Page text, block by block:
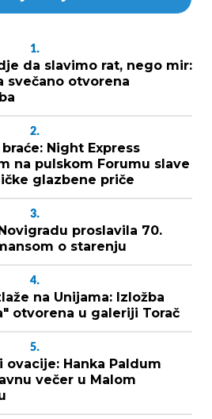
1.
da slavimo rat, nego mir:
svečano otvorena
2.
Night Express
na pulskom Forumu slave
glazbene priče
3.
proslavila 70.
o starenju
4.
na Unijama: Izložba
otvorena u galeriji Torač
5.
ovacije: Hanka Paldum
večer u Malom